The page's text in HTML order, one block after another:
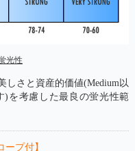
光性
しさと資産的価値(Medium以
)を考慮した最良の蛍光性範
プ付】